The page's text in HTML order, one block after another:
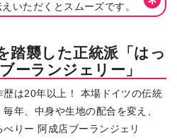
いただくとスムーズです。
踏襲した正統派「はっ
ーランジェリー」
は20年以上！ 本場ドイツの伝統
年、中身や生地の配合を変え、
りー 阿成店ブーランジェリ